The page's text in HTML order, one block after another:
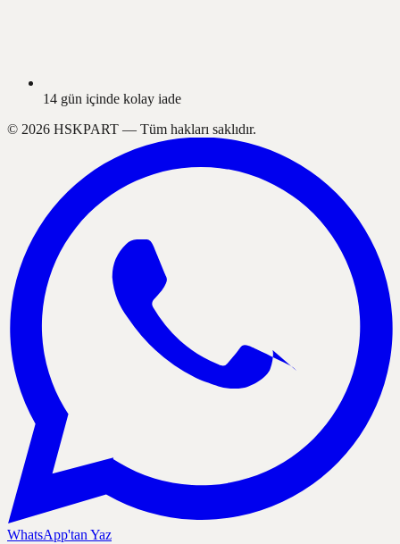
14 gün içinde kolay iade
© 2026 HSKPART — Tüm hakları saklıdır.
WhatsApp'tan Yaz